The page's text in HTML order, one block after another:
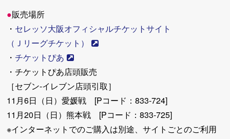
●販売場所
・ セレッソ大阪オフィシャルチケットサイト
（Ｊリーグチケット）
・チケットぴあ
・チケットぴあ店頭販売
［セブン-イレブン店頭引取］
11月6日（日）愛媛戦 [Pコード：833-724]
11月20日（日）熊本戦 [Pコード：833-725]
※インターネットでのご購入は別途、サイトごとのご利用